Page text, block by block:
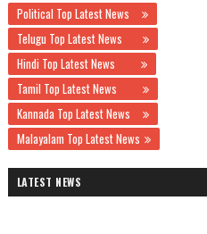
Political Top Latest News
Telugu Top Latest News
Hindi Top Latest News
Tamil Top Latest News
Kannada Top Latest News
Malayalam Top Latest News
LATEST NEWS